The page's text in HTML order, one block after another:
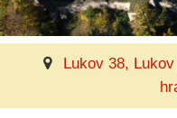
Lukov 38, Lukov